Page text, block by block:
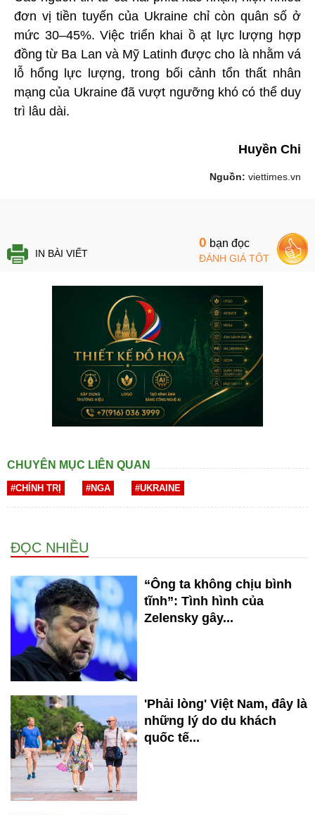
đơn vị tiền tuyến của Ukraine chỉ còn quân số ở
mức 30–45%. Việc triển khai ồ ạt lực lượng hợp
đồng từ Ba Lan và Mỹ Latinh được cho là nhằm vá
lỗ hổng lực lượng, trong bối cảnh tổn thất nhân
mạng của Ukraine đã vượt ngưỡng khó có thể duy
trì lâu dài.
Huyền Chi
Nguồn: viettimes.vn
IN BÀI VIẾT
0 bạn đọc
ĐÁNH GIÁ TỐT
CHUYÊN MỤC LIÊN QUAN
#CHÍNH TRỊ #NGA #UKRAINE
ĐỌC NHIỀU
“Ông ta không chịu bình
tĩnh”: Tình hình của
Zelensky gây...
'Phải lòng' Việt Nam, đây là
những lý do du khách
quốc tế...